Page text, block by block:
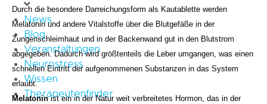
News
Blog
Veranstaltungen
Neurostress
Wissen
Therapeutenfinder
Durch die besondere Darreichungsform als Kautablette werden
Melatonin und andere Vitalstoffe über die Blutgefäße in der
Zungenschleimhaut und in der Backenwand gut in den Blutstrom
abgegeben. Dadurch wird größtenteils die Leber umgangen, was einen
schnellen Eintritt der aufgenommenen Substanzen in das System
erlaubt.
Melatoninist ein in der Natur weit verbreitetes Hormon, das in der